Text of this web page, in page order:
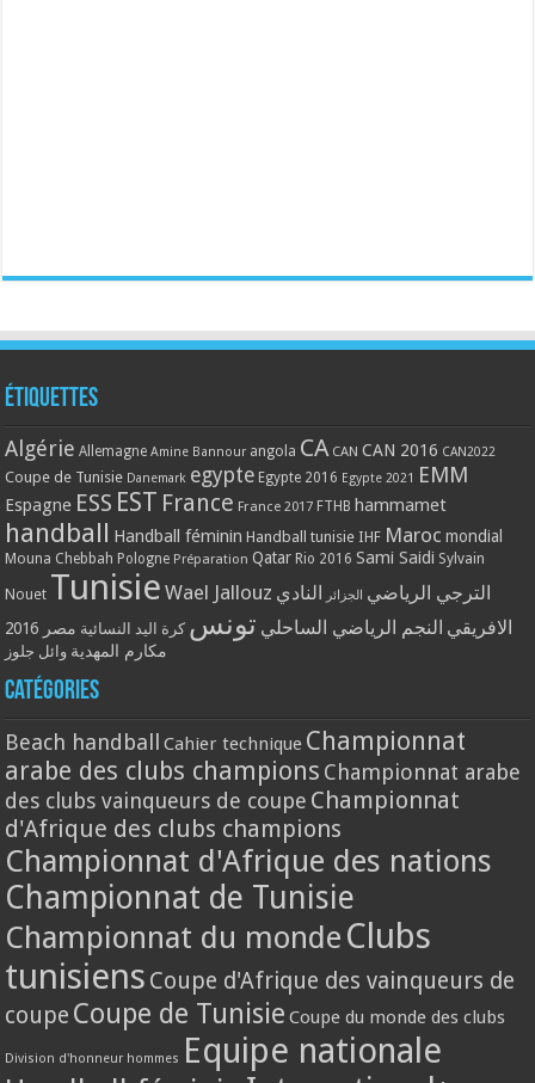
Étiquettes
Algérie Allemagne Amine Bannour angola CA CAN CAN 2016 CAN2022
Coupe de Tunisie Danemark egypte Egypte 2016 Egypte 2021 EMM
Espagne ESS EST France France 2017 FTHB hammamet
handball Handball féminin Handball tunisie IHF Maroc mondial
Mouna Chebbah Pologne Préparation Qatar Rio 2016 Sami Saidi Sylvain
Nouet Tunisie Wael Jallouz الترجي الرياضي الجزائر النادي
الافريقي النجم الرياضي الساحلي تونس كرة اليد النسائية مصر 2016
مكارم المهدية وائل جلوز
Catégories
Beach handball Cahier technique Championnat
arabe des clubs champions Championnat arabe
des clubs vainqueurs de coupe Championnat
d'Afrique des clubs champions
Championnat d'Afrique des nations
Championnat de Tunisie
Championnat du monde Clubs
tunisiens Coupe d'Afrique des vainqueurs de
coupe Coupe de Tunisie Coupe du monde des clubs
Division d'honneur hommes Equipe nationale